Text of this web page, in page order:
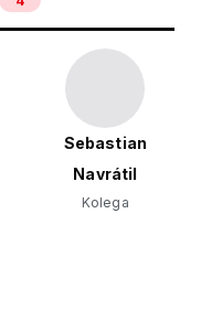
Sebastian
Navrátil
Kolega